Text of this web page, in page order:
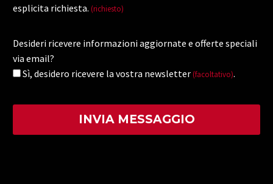
esplicita richiesta. (richiesto)
Desideri ricevere informazioni aggiornate e offerte speciali
via email?
Sì, desidero ricevere la vostra newsletter (facoltativo).